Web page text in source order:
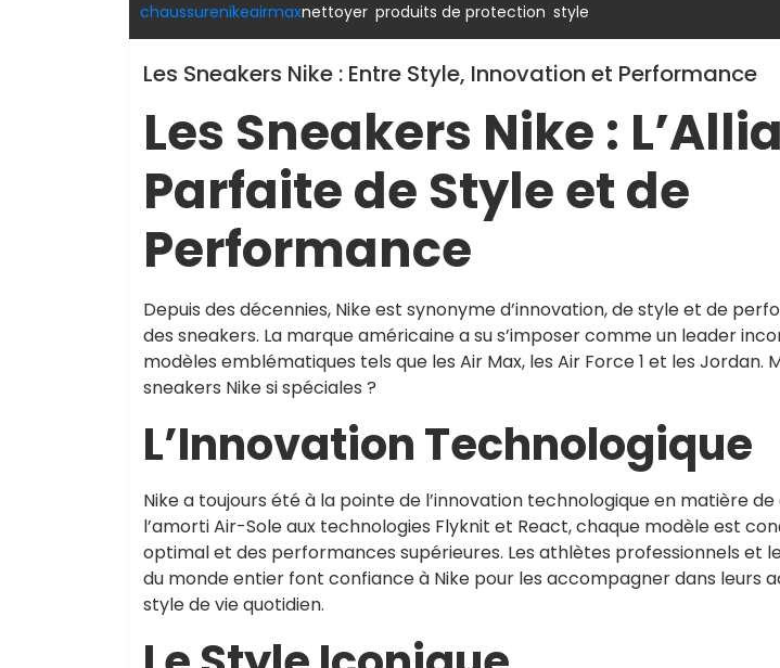
chaussurenikeairmaxnettoyer produits de protection style
Les Sneakers Nike : Entre Style, Innovation et Performance
Les Sneakers Nike :
Parfaite de Style et de
Performance
Depuis des décennies, Nike est synonyme d’innovation, de style et de
des sneakers. La marque américaine a su s’imposer comme un leader
modèles emblématiques tels que les Air Max, les Air Force 1 et les Jordan.
sneakers Nike si spéciales ?
L’Innovation Technologique
Nike a toujours été à la pointe de l’innovation technologique en matière
l’amorti Air-Sole aux technologies Flyknit et React, chaque modèle est
optimal et des performances supérieures. Les athlètes professionnels et
du monde entier font confiance à Nike pour les accompagner dans leurs
style de vie quotidien.